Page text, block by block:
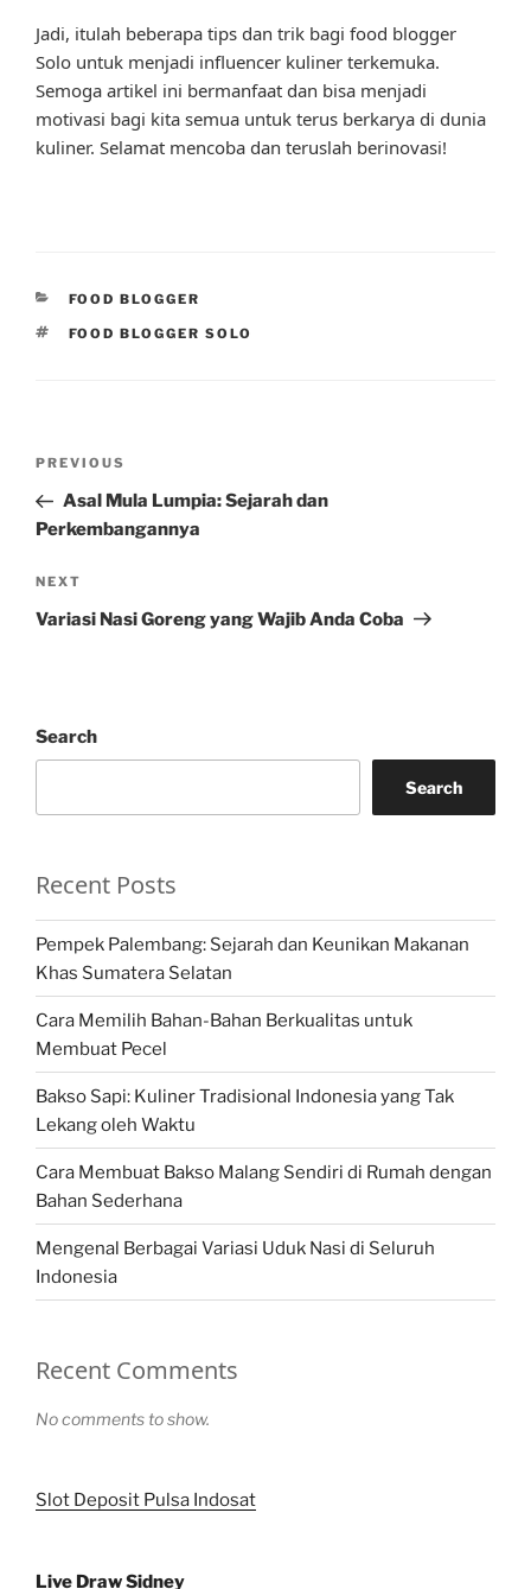
Jadi, itulah beberapa tips dan trik bagi food blogger
Solo untuk menjadi influencer kuliner terkemuka.
Semoga artikel ini bermanfaat dan bisa menjadi
motivasi bagi kita semua untuk terus berkarya di dunia
kuliner. Selamat mencoba dan teruslah berinovasi!
CATEGORIES
FOOD BLOGGER
TAGS
FOOD BLOGGER SOLO
Previous
Post
PREVIOUS
Asal Mula Lumpia: Sejarah dan
Perkembangannya
Next
Post
NEXT
Variasi Nasi Goreng yang Wajib Anda Coba
Search
Search
Recent Posts
Pempek Palembang: Sejarah dan Keunikan Makanan
Khas Sumatera Selatan
Cara Memilih Bahan-Bahan Berkualitas untuk
Membuat Pecel
Bakso Sapi: Kuliner Tradisional Indonesia yang Tak
Lekang oleh Waktu
Cara Membuat Bakso Malang Sendiri di Rumah dengan
Bahan Sederhana
Mengenal Berbagai Variasi Uduk Nasi di Seluruh
Indonesia
Recent Comments
No comments to show.
Slot Deposit Pulsa Indosat
Live Draw Sidney